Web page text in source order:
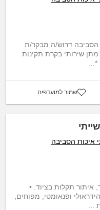
הסביבה דרוש/ה מבקר/ת
מתן שירותי בקרת תקינות
שמור למועדפים
איכות הסביבה
• טיפול מונע בציוד מורכב, אחזקת שבר, איתור תקלות בציוד. •
ופנאומטי, מפוחים,
...